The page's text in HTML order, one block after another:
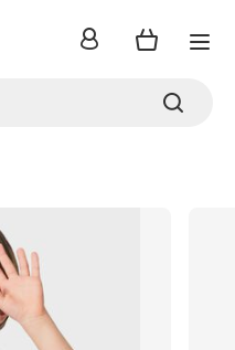
inloggen